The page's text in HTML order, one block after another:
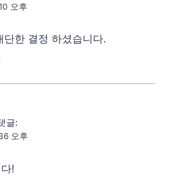
오후
단한 결정 하셨습니다.
글:
오후
!